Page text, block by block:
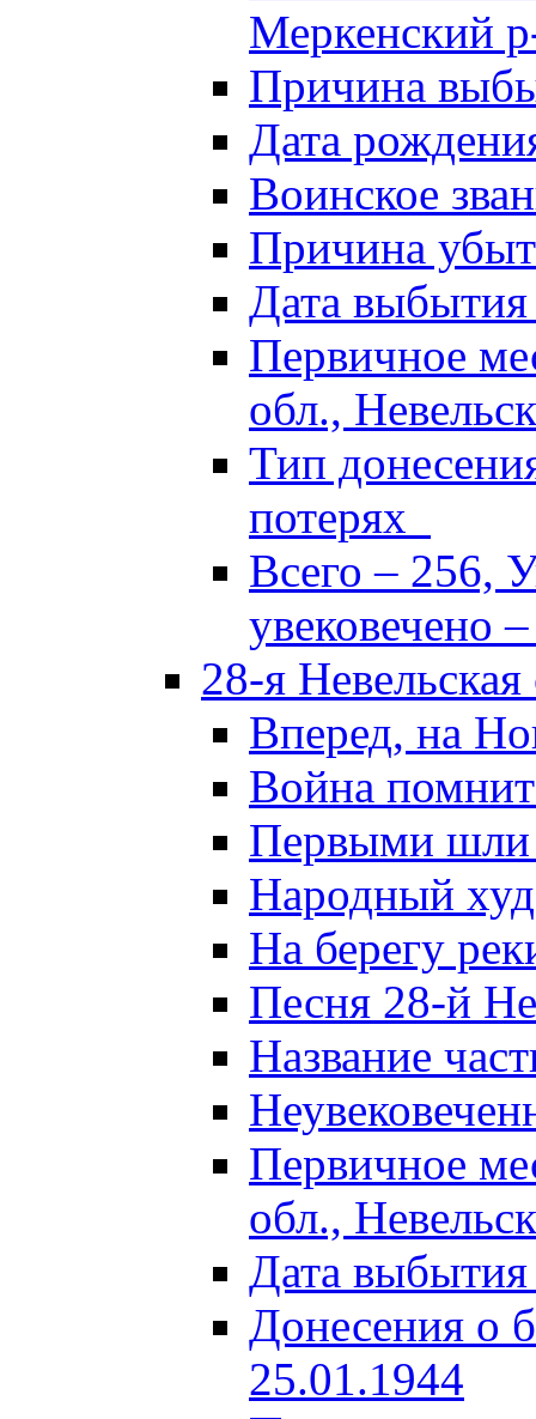
Меркенский
Причина
Дата
Воинское
Причина
Дата
Первичное
обл.,
Тип
потерях
Всего – 256,
увековечено
28-я Невельская
Вперед, на
Война
Первыми шли
Народный
На берегу
Песня 28-й
Название
Первичное
обл.,
Дата
Донесения о
25.01.1944